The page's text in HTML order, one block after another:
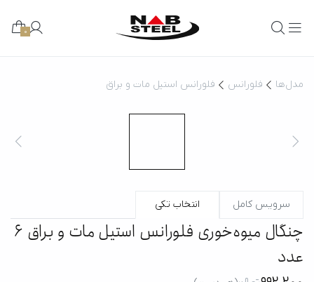
0
مدل‌ها فلورانس فلورانس استیل مات و براق
سرویس کامل انتخاب تکی
چنگال میوه‌خوری فلورانس استیل مات و براق 6
عدد